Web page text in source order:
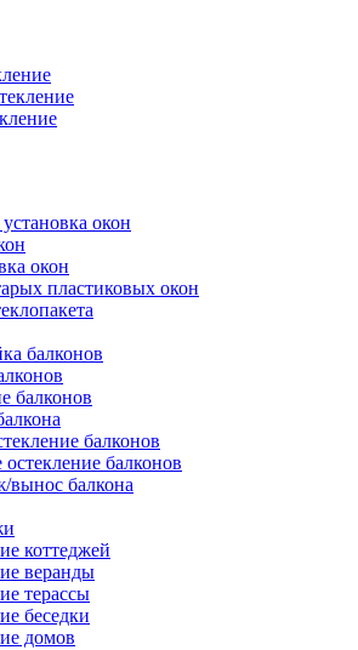
окон
окон
пластиковых окон
балконов
балконов
балконов
балконов
вынос балкона
коттеджей
веранды
терассы
беседки
домов